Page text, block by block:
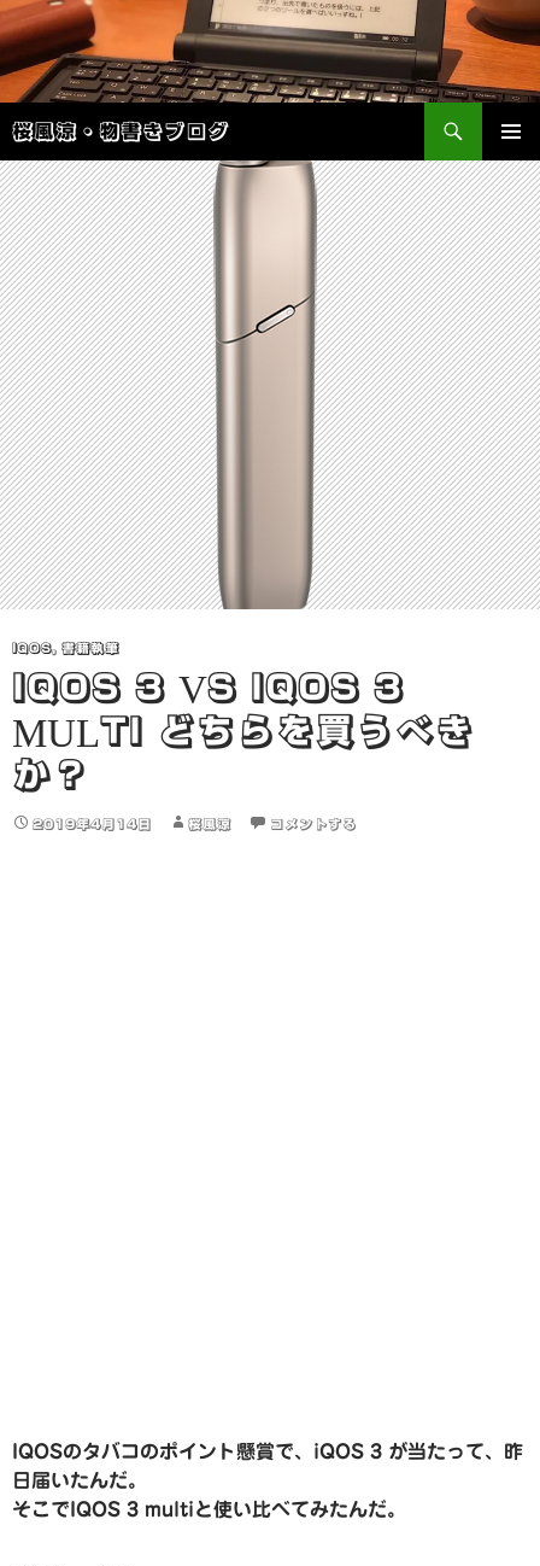
桜風涼・物書きブログ
検
索
メインメ
ニュー
ン
テ
ン
ツ
へ
ス
キ
ッ
プ
IQOS, 書籍執筆
IQOS 3 VS IQOS 3
MULTI どちらを買うべき
か？
2019年4月14日 桜風涼 コメントする
IQOSのタバコのポイント懸賞で、iQOS 3 が当たって、昨
日届いたんだ。
そこでIQOS 3 multiと使い比べてみたんだ。